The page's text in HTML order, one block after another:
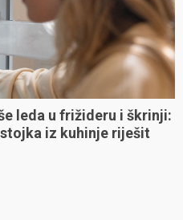
leda u frižideru i škrinji:
iz kuhinje riješit